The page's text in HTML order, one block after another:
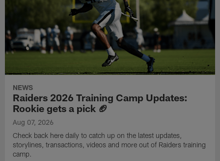
NEWS
Raiders 2026 Training Camp Updates:
Rookie gets a pick 🏈
Aug 07, 2026
Check back here daily to catch up on the latest updates,
storylines, transactions, videos and more out of Raiders training
camp.